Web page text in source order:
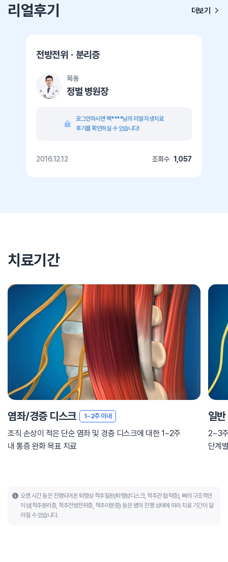
리얼후기 더보기
전방전위ㆍ분리증
목동
정벌 병원장
로그인하시면 백****님의 리얼 자생치료
후기를 확인하실 수 있습니다!
2016.12.12 조회수 1,057
치료기간
염좌/경증 디스크 1~2주 이내
조직 손상이 적은 단순 염좌 및 경증 디스크에 대한 1~2주
내 통증 완화 목표 치료
일
2~3
단계
오랜 시간 동안 진행되어온 퇴행성 척추질환(퇴행성디스크, 척추관 협착증), 뼈의 구조적인
이상(척추분리증, 척추전방전위증, 척추이분증) 등은 병의 진행 상태에 따라 치료 기간이 달
라질 수 있습니다.